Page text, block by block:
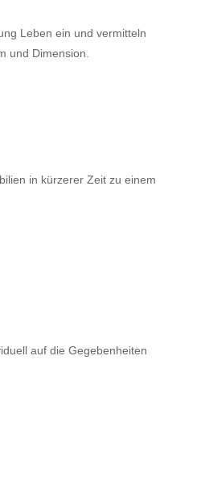
Leben ein und vermitteln
und Dimension.
in kürzerer Zeit zu einem
auf die Gegebenheiten